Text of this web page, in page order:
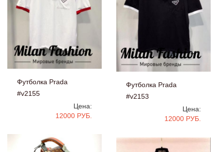
Футболка Prada
#v2155
Цена:
12000 РУБ.
Футболка Prada
#v2153
Цена:
12000 РУБ.